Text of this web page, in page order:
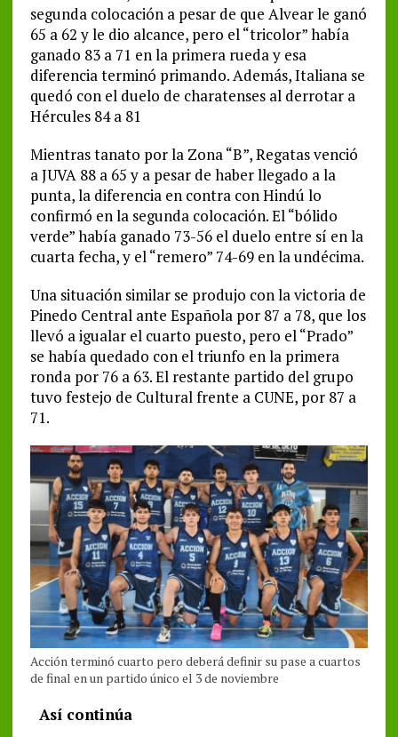
segunda colocación a pesar de que Alvear le ganó
65 a 62 y le dio alcance, pero el “tricolor” había
ganado 83 a 71 en la primera rueda y esa
diferencia terminó primando. Además, Italiana se
quedó con el duelo de charatenses al derrotar a
Hércules 84 a 81
Mientras tanato por la Zona “B”, Regatas venció
a JUVA 88 a 65 y a pesar de haber llegado a la
punta, la diferencia en contra con Hindú lo
confirmó en la segunda colocación. El “bólido
verde” había ganado 73-56 el duelo entre sí en la
cuarta fecha, y el “remero” 74-69 en la undécima.
Una situación similar se produjo con la victoria de
Pinedo Central ante Española por 87 a 78, que los
llevó a igualar el cuarto puesto, pero el “Prado”
se había quedado con el triunfo en la primera
ronda por 76 a 63. El restante partido del grupo
tuvo festejo de Cultural frente a CUNE, por 87 a
71.
Acción terminó cuarto pero deberá definir su pase a cuartos
de final en un partido único el 3 de noviembre
Así continúa